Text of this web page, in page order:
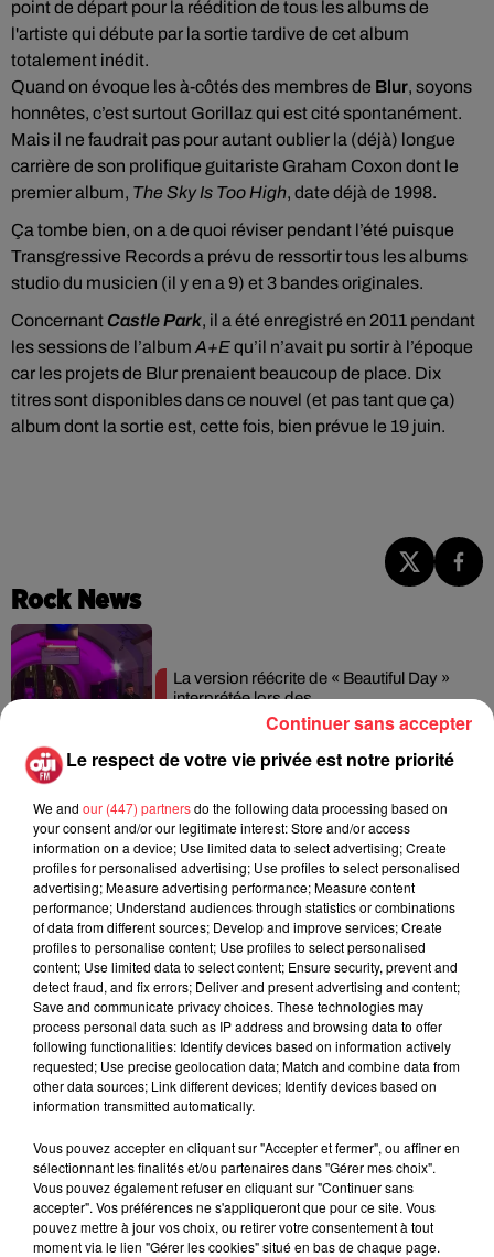
point de départ pour la réédition de tous les albums de
l'artiste qui débute par la sortie tardive de cet album
totalement inédit.
Quand on évoque les à-côtés des membres de Blur, soyons
honnêtes, c’est surtout Gorillaz qui est cité spontanément.
Mais il ne faudrait pas pour autant oublier la (déjà) longue
carrière de son prolifique guitariste Graham Coxon dont le
premier album, The Sky Is Too High, date déjà de 1998.
Ça tombe bien, on a de quoi réviser pendant l’été puisque
Transgressive Records a prévu de ressortir tous les albums
studio du musicien (il y en a 9) et 3 bandes originales.
Concernant Castle Park, il a été enregistré en 2011 pendant
les sessions de l’album A+Equ’il n’avait pu sortir à l’époque
car les projets de Blur prenaient beaucoup de place. Dix
titres sont disponibles dans ce nouvel (et pas tant que ça)
album dont la sortie est, cette fois, bien prévue le 19 juin.
Rock News
La version réécrite de « Beautiful Day »
interprétée lors des...
6 août 2026
Weezer prépare la sortie de son nouvel
album en dévoilant une...
5 août 2026
Queens of the Stone Age lance une ligne
téléphonique pour...
5 août 2026
Linkin Park annonce son arrivée au
cinéma avec « Unshatter »
Le respect de votre vie privée est notre priorité
We and our (447) partnersdo the following data processing based on
your consent and/or our legitimate interest: Store and/or access
information on a device; Use limited data to select advertising; Create
profiles for personalised advertising; Use profiles to select personalised
advertising; Measure advertising performance; Measure content
performance; Understand audiences through statistics or combinations
of data from different sources; Develop and improve services; Create
profiles to personalise content; Use profiles to select personalised
content; Use limited data to select content; Ensure security, prevent and
detect fraud, and fix errors; Deliver and present advertising and content;
Save and communicate privacy choices. These technologies may
process personal data such as IP address and browsing data to offer
following functionalities: Identify devices based on information actively
requested; Use precise geolocation data; Match and combine data from
other data sources; Link different devices; Identify devices based on
information transmitted automatically.
Vous pouvez accepter en cliquant sur "Accepter et fermer", ou affiner en
sélectionnant les finalités et/ou partenaires dans "Gérer mes choix".
Vous pouvez également refuser en cliquant sur "Continuer sans
accepter". Vos préférences ne s'appliqueront que pour ce site. Vous
pouvez mettre à jour vos choix, ou retirer votre consentement à tout
moment via le lien "Gérer les cookies" situé en bas de chaque page.
Continuer sans accepter